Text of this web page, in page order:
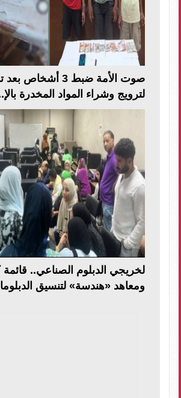
صوت الأمة ضبط 3
لترويج وشراء المواد المخدرة
لخريجي الدبلوم الصناعي.. قائمة
ومعاهد «هندسة» لتنسيق